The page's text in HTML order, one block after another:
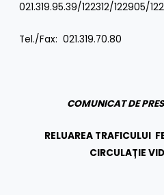
021.319.95.39/122312/122905/
Tel./Fax: 021.319.70.80
COMUNICAT DE
RELUAREA TRAFICULUI
CIRCULAȚIE